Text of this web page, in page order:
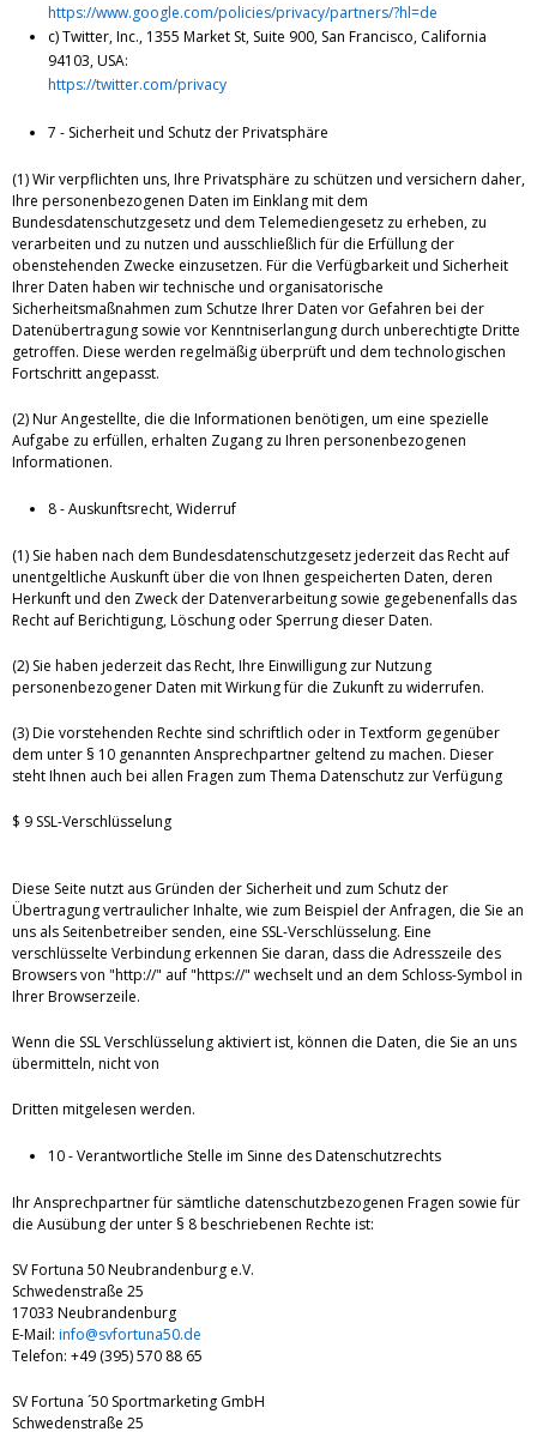
https://www.google.com/policies/privacy/partners/?hl=de
c) Twitter, Inc., 1355 Market St, Suite 900, San Francisco, California
94103, USA:
https://twitter.com/privacy
7 - Sicherheit und Schutz der Privatsphäre
(1) Wir verpflichten uns, Ihre Privatsphäre zu schützen und versichern daher,
Ihre personenbezogenen Daten im Einklang mit dem
Bundesdatenschutzgesetz und dem Telemediengesetz zu erheben, zu
verarbeiten und zu nutzen und ausschließlich für die Erfüllung der
obenstehenden Zwecke einzusetzen. Für die Verfügbarkeit und Sicherheit
Ihrer Daten haben wir technische und organisatorische
Sicherheitsmaßnahmen zum Schutze Ihrer Daten vor Gefahren bei der
Datenübertragung sowie vor Kenntniserlangung durch unberechtigte Dritte
getroffen. Diese werden regelmäßig überprüft und dem technologischen
Fortschritt angepasst.
(2) Nur Angestellte, die die Informationen benötigen, um eine spezielle
Aufgabe zu erfüllen, erhalten Zugang zu Ihren personenbezogenen
Informationen.
8 - Auskunftsrecht, Widerruf
(1) Sie haben nach dem Bundesdatenschutzgesetz jederzeit das Recht auf
unentgeltliche Auskunft über die von Ihnen gespeicherten Daten, deren
Herkunft und den Zweck der Datenverarbeitung sowie gegebenenfalls das
Recht auf Berichtigung, Löschung oder Sperrung dieser Daten.
(2) Sie haben jederzeit das Recht, Ihre Einwilligung zur Nutzung
personenbezogener Daten mit Wirkung für die Zukunft zu widerrufen.
(3) Die vorstehenden Rechte sind schriftlich oder in Textform gegenüber
dem unter § 10 genannten Ansprechpartner geltend zu machen. Dieser
steht Ihnen auch bei allen Fragen zum Thema Datenschutz zur Verfügung
$ 9 SSL-Verschlüsselung
Diese Seite nutzt aus Gründen der Sicherheit und zum Schutz der
Übertragung vertraulicher Inhalte, wie zum Beispiel der Anfragen, die Sie an
uns als Seitenbetreiber senden, eine SSL-Verschlüsselung. Eine
verschlüsselte Verbindung erkennen Sie daran, dass die Adresszeile des
Browsers von "http://" auf "https://" wechselt und an dem Schloss-Symbol in
Ihrer Browserzeile.
Wenn die SSL Verschlüsselung aktiviert ist, können die Daten, die Sie an uns
übermitteln, nicht von
Dritten mitgelesen werden.
10 - Verantwortliche Stelle im Sinne des Datenschutzrechts
Ihr Ansprechpartner für sämtliche datenschutzbezogenen Fragen sowie für
die Ausübung der unter § 8 beschriebenen Rechte ist:
SV Fortuna 50 Neubrandenburg e.V.
Schwedenstraße 25
17033 Neubrandenburg
E-Mail: info@svfortuna50.de
Telefon: +49 (395) 570 88 65
SV Fortuna ´50 Sportmarketing GmbH
Schwedenstraße 25